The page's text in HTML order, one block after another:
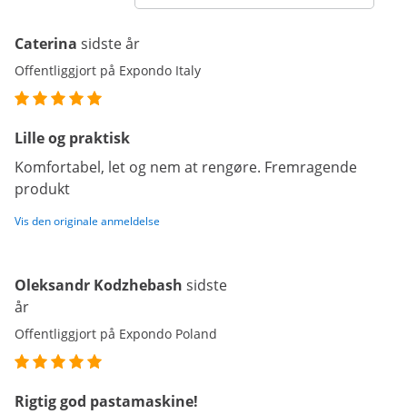
Caterina sidste år
Offentliggjort på Expondo Italy
Lille og praktisk
Komfortabel, let og nem at rengøre. Fremragende
produkt
Vis den originale anmeldelse
Oleksandr Kodzhebash sidste
år
Offentliggjort på Expondo Poland
Rigtig god pastamaskine!